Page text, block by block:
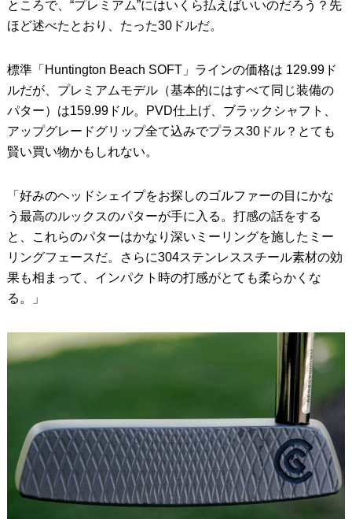
ところで、“プレミアム”にはいくら払えばいいのだろう？先
ほど述べたとおり、たった30ドルだ。
標準「Huntington Beach SOFT」ラインの価格は 129.99ド
ルだが、プレミアムモデル（基本的にはすべて同じ装備の
パター）は159.99ドル。PVD仕上げ、ブラックシャフト、
アップグレードグリップ全て込みでプラス30ドル？とても
賢い買い物かもしれない。
「好みのヘッドシェイプをお探しのゴルファーの目にかな
う最高のルックスのパターが手に入る。打感の話をする
と、これらのパターはかなり深いミーリングを施したミー
リングフェースだ。さらに304ステンレススチール素材の効
果も相まって、インパクト時の打感がとても柔らかくな
る。」